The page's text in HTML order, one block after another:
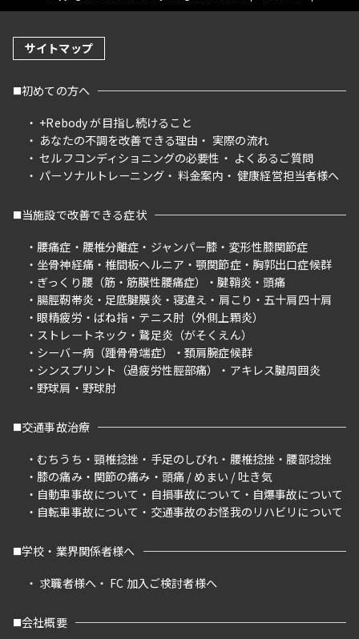
サイトマップ
初めての方へ
+Rebody が目指し続けること
あなたの不調を改善できる理由
実際の流れ
セルフコンディショニングの必要性
よくあるご質問
パーソナルトレーニング
料金案内 健康経営担当者様へ
当施設で改善できる症状
腰痛症
腰椎分離症 ジャンパー膝
変形性膝関節症
坐骨神経痛
椎間板ヘルニア 顎関節症
胸郭出口症候群
ぎっくり腰（筋・筋膜性腰痛症）
腱鞘炎
頭痛
腸脛靭帯炎
足底腱膜炎 寝違え 肩こり
五十肩四十肩
眼精疲労
ばね指
テニス肘（外側上顆炎）
ストレートネック
鵞足炎（がそくえん）
シーバー病（踵骨骨端症）
頚肩腕症候群
シンスプリント（過疲労性脛部痛）
アキレス腱周囲炎
野球肩
野球肘
交通事故治療
むちうち
頸椎捻挫 手足のしびれ 腰椎捻挫
腰部捻挫
膝の痛み
関節の痛み
頭痛 / めまい / 吐き気
自動車事故について
自損事故について
自爆事故について
自転車事故について
交通事故のお怪我のリハビリについて
学校・業界関係者様へ
求職者様へ
FC 加入ご検討者様へ
会社概要